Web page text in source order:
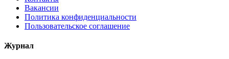
Вакансии
Политика конфиденциальности
Пользовательское соглашение
Журнал